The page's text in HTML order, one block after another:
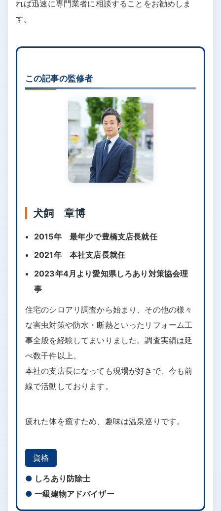
これらの現象が見られる時点で、すでにシロアリの
対策が重要です。シロアリが発生しにくい環境を作
もりを無料で行っていますので、気になることがあ
れば迅速に専門業者に相談することをお勧めしま
この記事の監修者
2015年 最年少で豊橋支店長就任
2021年 本社支店長就任
2023年4月より愛知県しろあり対策協会理
事
事全般を経験してまいりました。調査実績は延
本社の支店長になっても現場が好きで、今も前
線で活動しております。
疲れた体を癒すため、趣味は温泉巡りです。